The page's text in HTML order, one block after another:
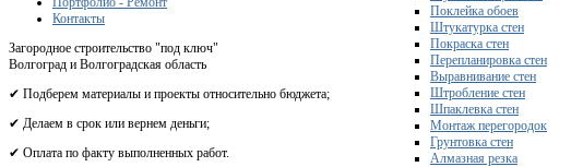
Поклейка обоев
Штукатурка стен
Покраска стен
Перепланировка стен
Выравнивание стен
Штробление стен
Шпаклевка стен
Монтаж перегородок
Грунтовка стен
Алмазная резка
Контакты
Загородное строительство "под ключ"
Волгоград и Волгоградская область
✔ Подберем материалы и проекты относительно бюджета;
✔ Делаем в срок или вернем деньги;
✔ Оплата по факту выполненных работ.